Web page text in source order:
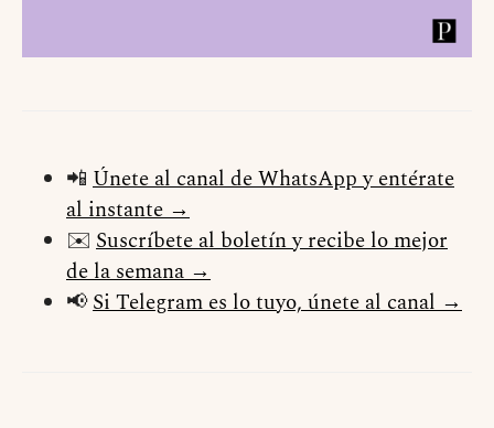
📲 Únete al canal de WhatsApp y entérate
al instante →
✉️ Suscríbete al boletín y recibe lo mejor
de la semana →
📢Si Telegram es lo tuyo, únete al canal →